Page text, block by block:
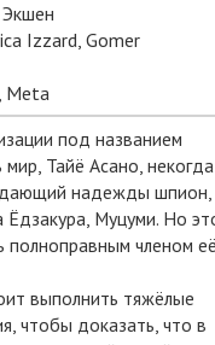
Izzard, Gomer
Meta
под названием
Тайё Асано, некогда
надежды шпион,
Ёдзакура, Муцуми. Но
полноправным членом
выполнить тяжёлые
чтобы доказать, что в